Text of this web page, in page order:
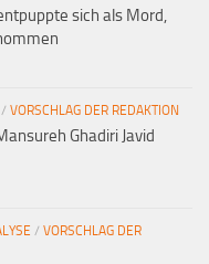
sich als Mord,
/ VORSCHLAG DER REDAKTION
Ghadiri Javid
/ VORSCHLAG DER